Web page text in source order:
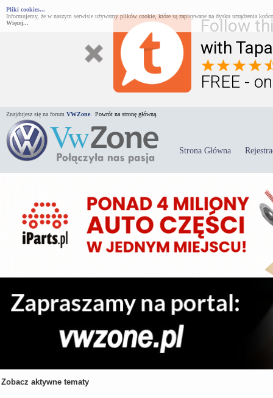
Follow
with
FREE -
Pliki cookies...
Informujemy, że w naszym serwisie używamy plików cookie, które są zapisywane na dysku urządzenia
Więcej...
Znajdujesz się na forum VWZone Powrót na stronę główną.
Strona Główna
Zobacz aktywne tematy